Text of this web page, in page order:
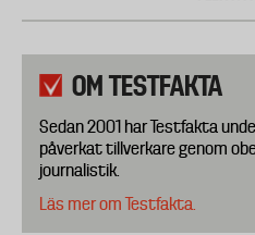
OM TESTFAKTA
Sedan 2001 har Testfakta
påverkat tillverkare genom
journalistik.
Läs mer om Testfakta.